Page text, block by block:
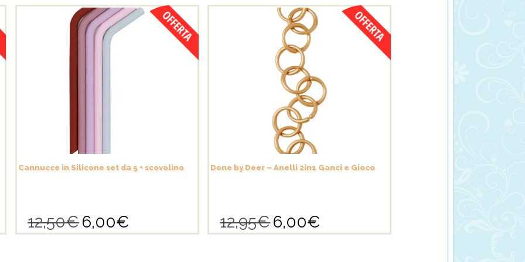
Cannucce in Silicone set da 5 + scovolino
12,50€ Il
prezzo
6,00€
prezzo
Done by Deer – Anelli 2in1 Ganci e Gioco
12,95€ Il
prezzo
6,00€
prezzo